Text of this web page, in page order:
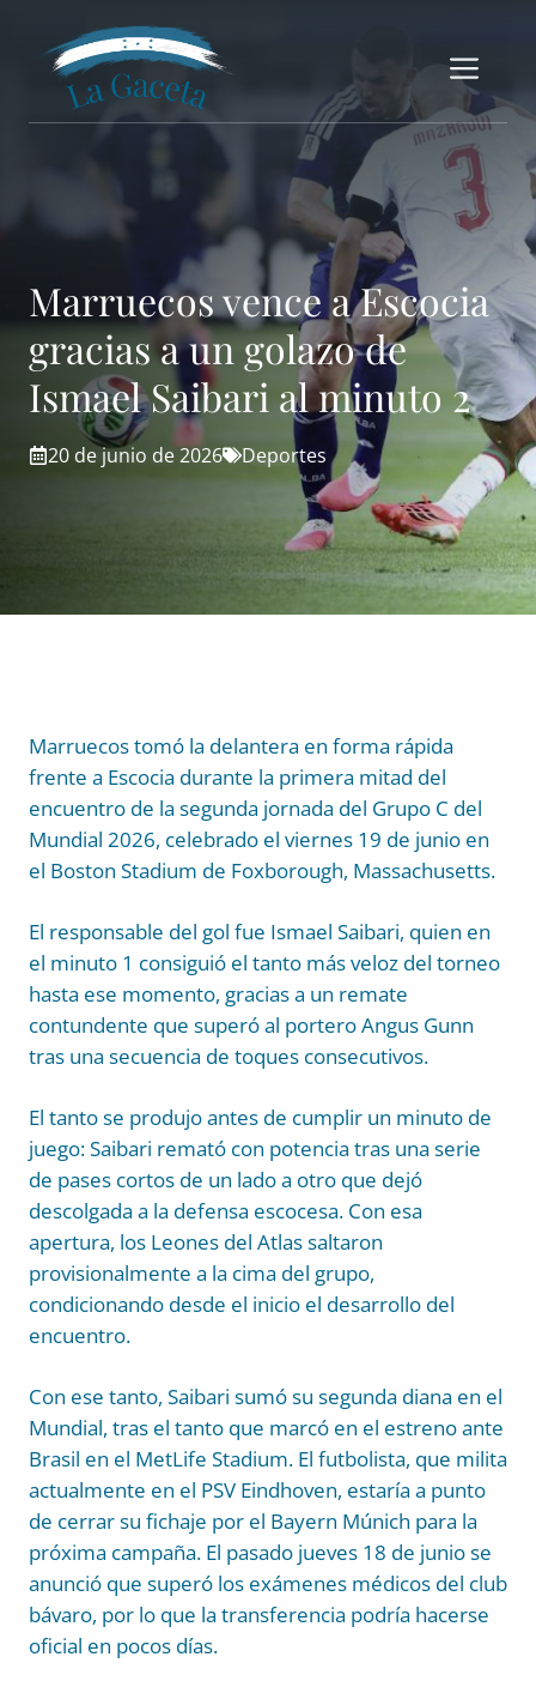
contenido
Marruecos vence a Escocia
gracias a un golazo de
Ismael Saibari al minuto 2
20 de junio de 2026 Deportes
Marruecos tomó la delantera en forma rápida
frente a Escocia durante la primera mitad del
encuentro de la segunda jornada del Grupo C del
Mundial 2026, celebrado el viernes 19 de junio en
el Boston Stadium de Foxborough, Massachusetts.
El responsable del gol fue Ismael Saibari, quien en
el minuto 1 consiguió el tanto más veloz del torneo
hasta ese momento, gracias a un remate
contundente que superó al portero Angus Gunn
tras una secuencia de toques consecutivos.
El tanto se produjo antes de cumplir un minuto de
juego: Saibari remató con potencia tras una serie
de pases cortos de un lado a otro que dejó
descolgada a la defensa escocesa. Con esa
apertura, los Leones del Atlas saltaron
provisionalmente a la cima del grupo,
condicionando desde el inicio el desarrollo del
encuentro.
Con ese tanto, Saibari sumó su segunda diana en el
Mundial, tras el tanto que marcó en el estreno ante
Brasil en el MetLife Stadium. El futbolista, que milita
actualmente en el PSV Eindhoven, estaría a punto
de cerrar su fichaje por el Bayern Múnich para la
próxima campaña. El pasado jueves 18 de junio se
anunció que superó los exámenes médicos del club
bávaro, por lo que la transferencia podría hacerse
oficial en pocos días.